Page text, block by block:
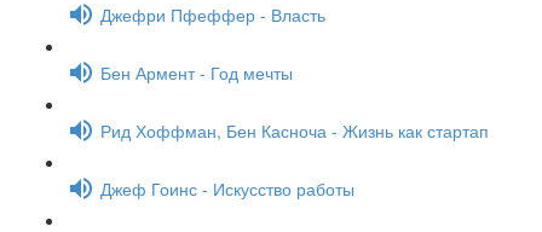
Джефри Пфеффер - Власть
Бен Армент - Год мечты
Рид Хоффман, Бен Касноча - Жизнь как стартап
Джеф Гоинс - Искусство работы